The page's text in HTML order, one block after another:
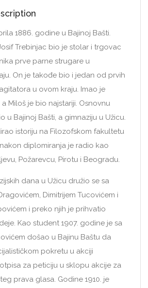
1886. godine u Bajinoj Bašti.
Trebinjac bio je stolar i trgovac
prve parne strugare u
On je takođe bio i jedan od prvih
u ovom kraju. Imao je
Miloš je bio najstariji. Osnovnu
u Bajinoj Bašti, a gimnaziju u Užicu.
istoriju na Filozofskom fakultetu
diplomiranja je radio kao
Požarevcu, Pirotu i Beogradu.
dana u Užicu družio se sa
Dimitrijem Tucovićem i
i preko njih je prihvatio
Kao student 1907. godine je sa
došao u Bajinu Baštu da
pokretu u akciji
za peticiju u sklopu akcije za
prava glasa. Godine 1910. je